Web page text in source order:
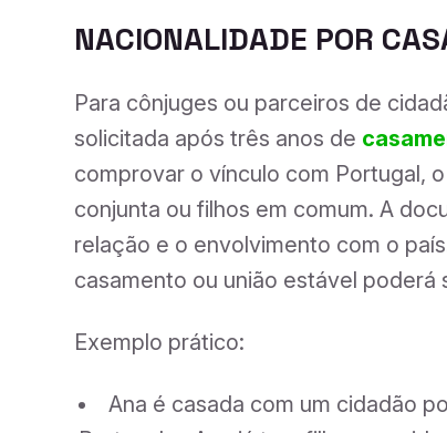
NACIONALIDADE POR
Para cônjuges ou parceiros de
solicitada após três anos de
comprovar o vínculo com Portugal,
conjunta ou filhos em comum. A
relação e o envolvimento com o
casamento ou união estável poderá
Exemplo prático:
Ana é casada com um cidadão